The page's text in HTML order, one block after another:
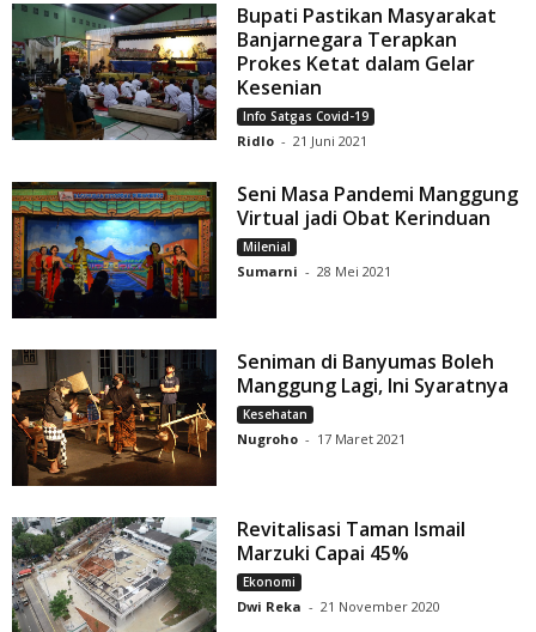
Bupati Pastikan Masyarakat
Banjarnegara Terapkan
Prokes Ketat dalam Gelar
Kesenian
Info Satgas Covid-19
Ridlo - 21 Juni 2021
Seni Masa Pandemi Manggung
Virtual jadi Obat Kerinduan
Milenial
Sumarni - 28 Mei 2021
Seniman di Banyumas Boleh
Manggung Lagi, Ini Syaratnya
Kesehatan
Nugroho - 17 Maret 2021
Revitalisasi Taman Ismail
Marzuki Capai 45%
Ekonomi
Dwi Reka - 21 November 2020